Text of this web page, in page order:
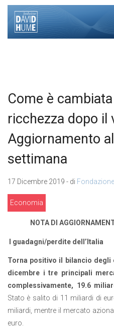
Come è
ricchezza dopo il
Aggiornamento
settimana
17 Dicembre 2019 - di
Economia
NOTA DI
I guadagni/perdite dell’Italia
Torna positivo il bilancio degli
dicembre i tre principali
complessivamente, 19.6
Stato è salito di 11 miliardi di
miliardi, mentre il mercato
euro.